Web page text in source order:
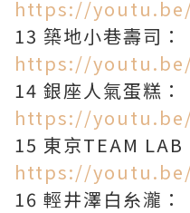
https://
13 築地小巷壽司：
https://youtu.be/
14 銀座人氣蛋糕：
https://
15 東京TEAM LAB
https://youtu.be/
16 輕井澤白糸瀧：